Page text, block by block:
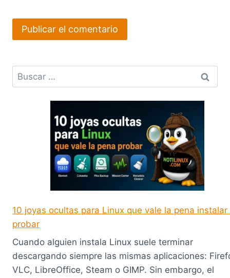
Buscar:
10 joyas ocultas para Linux que vale la pena instalar
probar
Cuando alguien instala Linux suele terminar
descargando siempre las mismas aplicaciones:
VLC, LibreOffice, Steam o GIMP. Sin embargo, el